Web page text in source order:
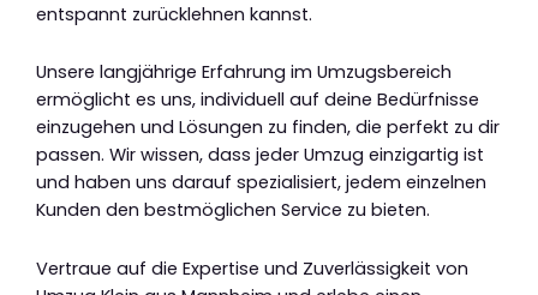
entspannt zurücklehnen kannst.
Unsere langjährige Erfahrung im Umzugsbereich
ermöglicht es uns, individuell auf deine Bedürfnisse
einzugehen und Lösungen zu finden, die perfekt zu dir
passen. Wir wissen, dass jeder Umzug einzigartig ist
und haben uns darauf spezialisiert, jedem einzelnen
Kunden den bestmöglichen Service zu bieten.
Vertraue auf die Expertise und Zuverlässigkeit von